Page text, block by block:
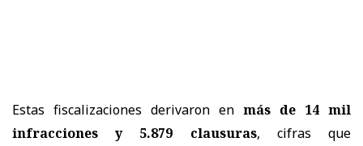
Estas fiscalizaciones derivaron en más de 14 mil
infracciones y 5.879 clausuras, cifras que